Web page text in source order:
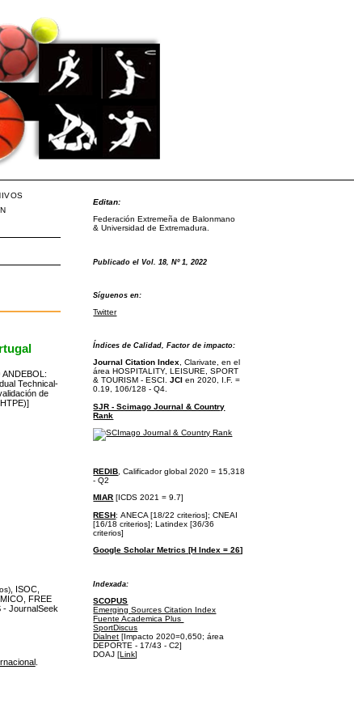
Editan:
Federación Extremeña de Balonmano
& Universidad de Extremadura.
Publicado el Vol. 18, Nº 1, 2022
Síguenos en:
Twitter
Índices de Calidad, Factor de impacto:
Journal Citation Index, Clarivate, en el
áreaHOSPITALITY, LEISURE, SPORT
& TOURISM - ESCI. JCI en 2020, I.F. =
0.19, 106/128 - Q4.
SJR - Scimago Journal & Country
Rank
REDIB , Calificador global 2020 = 15,318
- Q2
MIAR [ICDS 2021 = 9.7]
RESH:ANECA [18/22 criterios];CNEAI
[16/18 criterios];Latindex [36/36
criterios]
Google Scholar Metrics [H Index = 26]
Indexada:
SCOPUS
Emerging Sources Citation Index
Fuente Academica Plus
SportDiscus
Dialnet [Impacto 2020=0,650; área
DEPORTE - 17/43 - C2]
DOAJ [Link]
ANDEBOL:
Technical-
de
, ISOC,
FREE
- JournalSeek
.